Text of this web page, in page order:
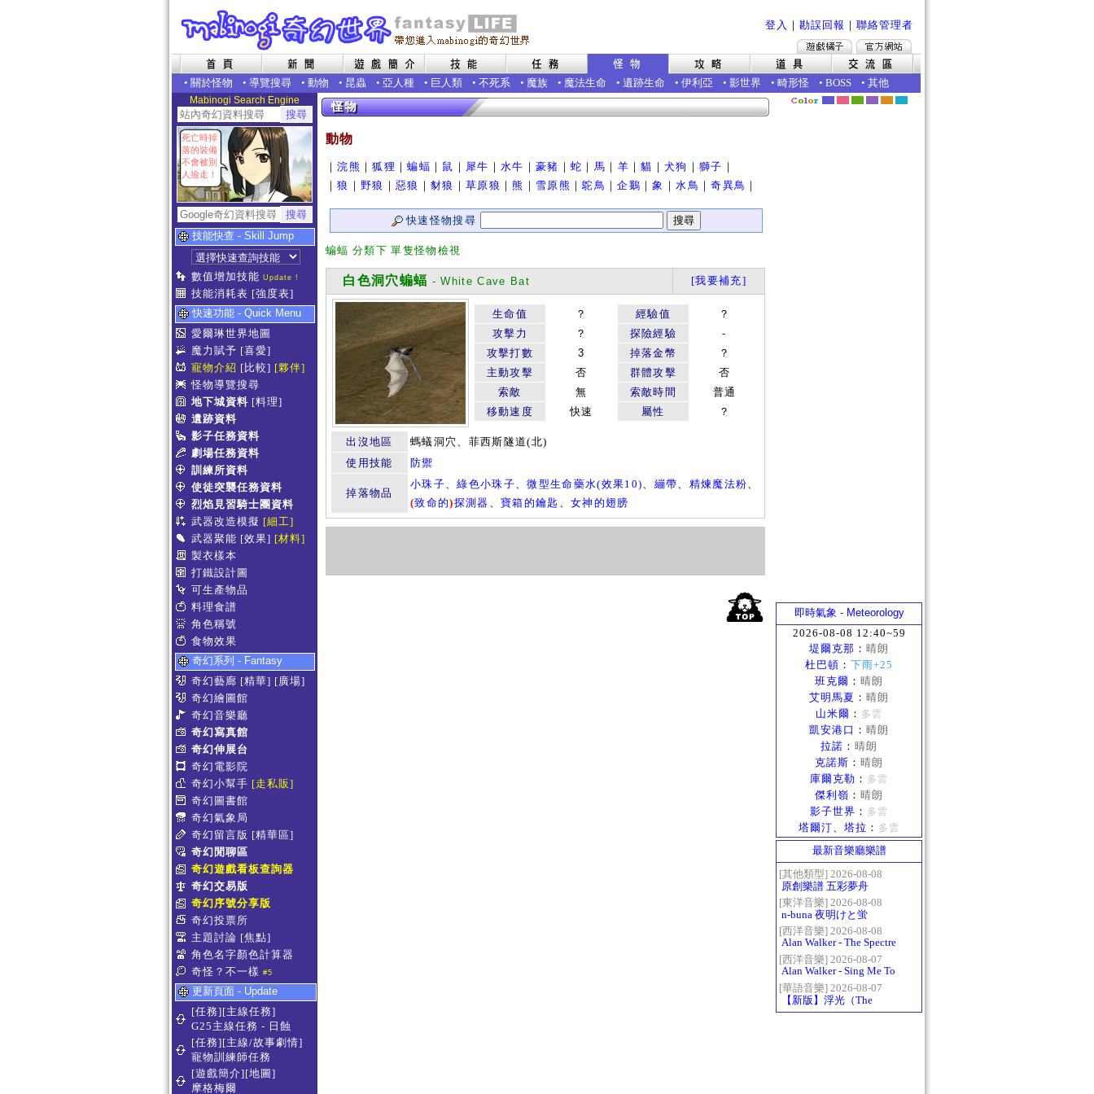
登入 ｜ 勘誤回報 ｜ 聯絡管理者
• 關於怪物 • 導覽搜尋 • 動物 • 昆蟲 • 亞人種 • 巨人類 • 不死系 • 魔族 • 魔法生命 • 遺跡生命 • 伊利亞 • 影世界 • 畸形怪 • BOSS • 其他
Mabinogi Search Engine
死亡時掉
落的裝備
不會被別
人撿走！
技能快查 - Skill Jump
數值增加技能 Update !
技能消耗表 [強度表]
快速功能 - Quick Menu
愛爾琳世界地圖
魔力賦予 [喜愛]
寵物介紹 [比較] [夥伴]
怪物導覽搜尋
地下城資料 [料理]
遺跡資料
影子任務資料
劇場任務資料
訓練所資料
使徒突襲任務資料
烈焰見習騎士團資料
武器改造模擬 [細工]
武器聚能 [效果] [材料]
製衣樣本
打鐵設計圖
可生產物品
料理食譜
角色稱號
食物效果
奇幻系列 - Fantasy
奇幻藝廊 [精華] [廣場]
奇幻繪圖館
奇幻音樂廳
奇幻寫真館
奇幻伸展台
奇幻電影院
奇幻小幫手 [走私販]
奇幻圖書館
奇幻氣象局
奇幻留言版 [精華區]
奇幻閒聊區
奇幻遊戲看板查詢器
奇幻交易版
奇幻序號分享版
奇幻投票所
主題討論 [焦點]
角色名字顏色計算器
奇怪？不一樣 #5
更新頁面 - Update
[任務][主線任務]
G25主線任務 - 日蝕
[任務][主線/故事劇情]
寵物訓練師任務
[遊戲簡介][地圖]
摩格梅爾
動物
｜浣熊 ｜狐狸 ｜蝙蝠 ｜ 鼠 ｜ 犀牛 ｜水牛 ｜豪豬 ｜蛇 ｜ 馬 ｜ 羊 ｜貓 ｜ 犬狗 ｜ 獅子 ｜
｜狼 ｜野狼 ｜惡狼 ｜豺狼 ｜草原狼 ｜熊 ｜ 雪原熊 ｜鴕鳥 ｜企鵝 ｜象 ｜水鳥 ｜奇異鳥 ｜
快速怪物搜尋
蝙蝠 分類下 單隻怪物檢視
白色洞穴蝙蝠 - White Cave Bat [我要補充]
生命值 ？ 經驗值
？
攻擊力
？ 探險經驗
-
攻擊打數
3 掉落金幣
？
主動攻擊
否 群體攻擊
否
索敵
無 索敵時間
普通
移動速度
快速 屬性 ？
出沒地區
螞蟻洞穴、菲西斯隧道(北)
使用技能
防禦
掉落物品
小珠子、綠色小珠子、微型生命藥水(效果10)、 繃帶、 精煉魔法粉、
(致命的)探測器 、寶箱的鑰匙 、女神的翅膀
即時氣象 - Meteorology
2026-08-08 12:40~59
堤爾克那 ： 晴朗
杜巴頓 ： 下雨+25
班克爾 ： 晴朗
艾明馬夏 ： 晴朗
山米爾 ： 多雲
凱安港口 ： 晴朗
拉諾 ： 晴朗
克諾斯 ： 晴朗
庫爾克勒 ： 多雲
傑利嶺 ： 晴朗
影子世界 ： 多雲
塔爾汀、塔拉 ： 多雲
最新音樂廳樂譜
[其他類型] 2026-08-08
原創樂譜 五彩夢舟
[東洋音樂] 2026-08-08
n-buna 夜明けと蛍
[西洋音樂] 2026-08-08
Alan Walker - The Spectre
[西洋音樂] 2026-08-07
Alan Walker - Sing Me To
Sleep
[華語音樂] 2026-08-07
【新版】浮光（The
History）：六和弦